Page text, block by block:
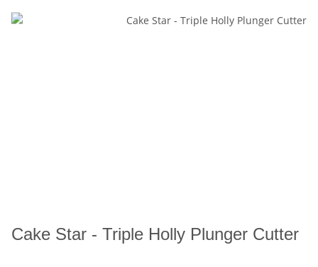
Cake Star - Triple Holly Plunger Cutter